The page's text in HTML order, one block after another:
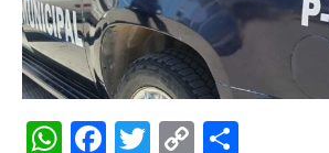
W F T C